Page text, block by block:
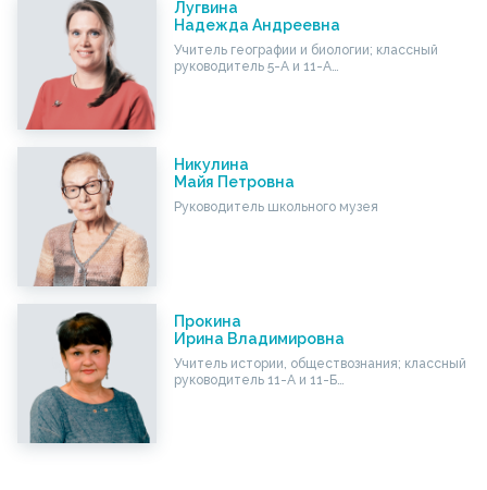
Лугвина
Надежда Андреевна
Учитель географии и биологии; классный
руководитель 5-А и 11-А…
Никулина
Майя Петровна
Руководитель школьного музея
Прокина
Ирина Владимировна
Учитель истории, обществознания; классный
руководитель 11-А и 11-Б…